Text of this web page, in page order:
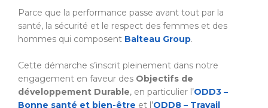
Parce que la performance passe avant tout par la
santé, la sécurité et le respect des femmes et des
hommes qui composent Balteau Group.
Cette démarche s’inscrit pleinement dans notre
engagement en faveur des Objectifs de
développement Durable, en particulier l’ODD3 –
Bonne santé et bien-être et l’ODD8 – Travail